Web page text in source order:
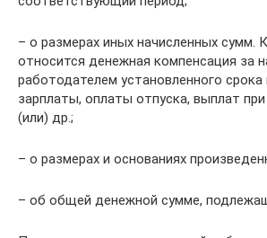
– о размерах иных начисленных сумм.
относится денежная компенсация за
работодателем установленного
зарплаты, оплаты отпуска, выплат при
(или) др.;
– о размерах и основаниях
– об общей денежной сумме,